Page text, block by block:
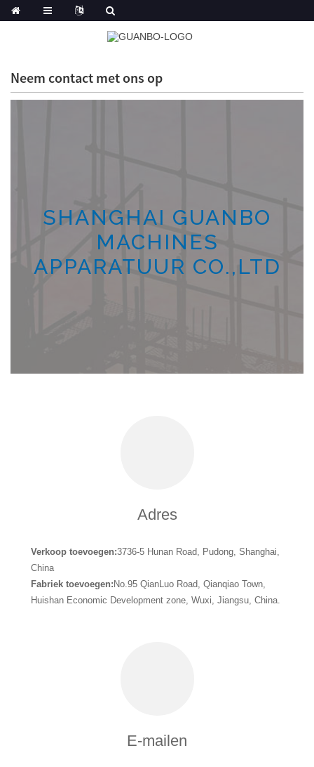
Neem contact met ons op
SHANGHAI GUANBO
MACHINES
APPARATUUR CO.,LTD
Adres
Verkoop toevoegen:3736-5 Hunan Road, Pudong, Shanghai,
China
Fabriek toevoegen: No.95 QianLuo Road, Qianqiao Town,
Huishan Economic Development zone, Wuxi, Jiangsu, China.
E-mailen